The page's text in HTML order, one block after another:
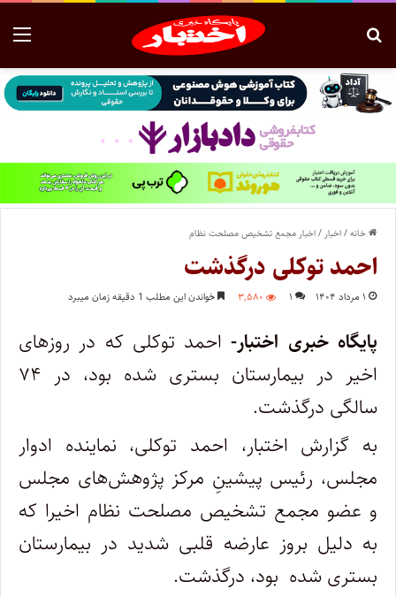
خانه/اخبار /اخبار مجمع تشخیص مصلحت نظام
احمد توکلی درگذشت
۱ مرداد ۱۴۰۴ ۱ ۳,۵۸۰ خواندن این مطلب 1 دقیقه زمان میبرد
پایگاه خبری اختبار-احمد توکلی که در روزهای
اخیر در بیمارستان بستری شده بود، در ۷۴
سالگی درگذشت.
به گزارش اختبار، احمد توکلی، نماینده ادوار
مجلس، رئیس پیشینِ مرکز پژوهش‌های مجلس
و عضو مجمع تشخیص مصلحت نظام اخیرا که
به دلیل بروز عارضه قلبی شدید در بیمارستان
بستری شده بود، درگذشت.